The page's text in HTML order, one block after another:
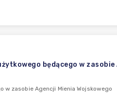
będącego w zasobie
zasobie Agencji Mienia Wojskowego